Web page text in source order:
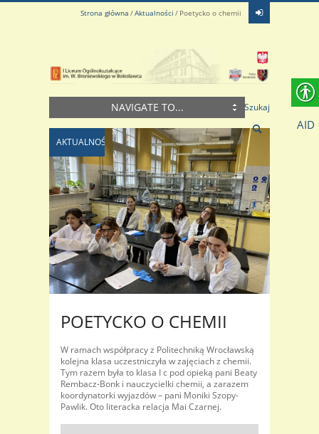
Strona główna Aktualności Poetycko o chemii
NAVIGATE TO... Szukaj
AKTUALNOŚCI
POETYCKO O CHEMII
W ramach współpracy z Politechniką Wrocławską
kolejna klasa uczestniczyła w zajęciach z chemii.
Tym razem była to klasa I c pod opieką pani Beaty
Rembacz-Bonk i nauczycielki chemii, a zarazem
koordynatorki wyjazdów – pani Moniki Szopy-
Pawlik. Oto literacka relacja Mai Czarnej.
AID